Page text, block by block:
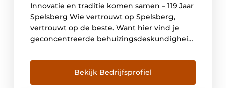
Innovatie en traditie komen samen – 119 Jaar
Spelsberg Wie vertrouwt op Spelsberg,
vertrouwt op de beste. Want hier vind je
geconcentreerde behuizingsdeskundigheid
is een marktleider in de elektro-industrie
met 118 jaar ervaring op het gebied van
elektro-installatie en behuizingstechniek. De
Bekijk Bedrijfsprofiel